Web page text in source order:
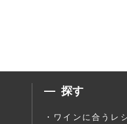
探す
ワインに合うレ